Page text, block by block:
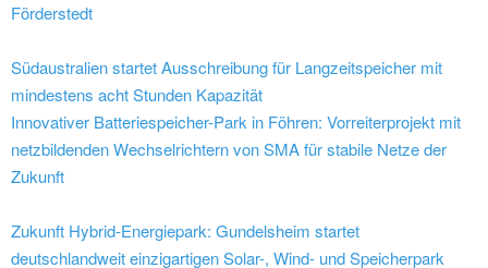
Förderstedt
Südaustralien startet Ausschreibung für Langzeitspeicher mit
mindestens acht Stunden Kapazität
Innovativer Batteriespeicher-Park in Föhren: Vorreiterprojekt mit
netzbildenden Wechselrichtern von SMA für stabile Netze der
Zukunft
Zukunft Hybrid-Energiepark: Gundelsheim startet
deutschlandweit einzigartigen Solar-, Wind- und Speicherpark